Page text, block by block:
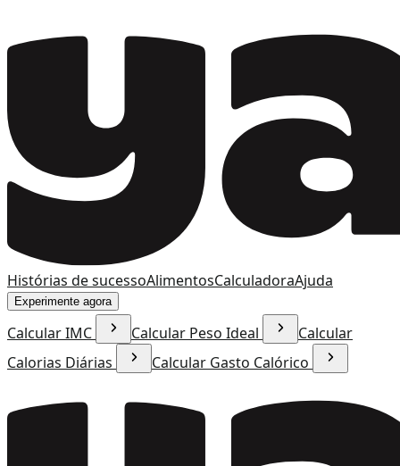
Histórias de sucessoAlimentosCalculadoraAjuda
Experimente agora
Calcular IMC Calcular Peso Ideal
Calcular
Calorias Diárias
Calcular Gasto Calórico